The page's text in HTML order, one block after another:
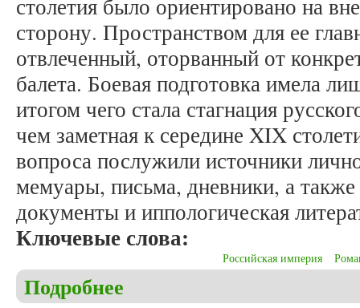
столетия было ориентировано на
сторону. Пространством для ее
отвлеченный, оторванный от
балета. Боевая подготовка имела
итогом чего стала стагнация
чем заметная к середине XIX
вопроса послужили источники
мемуары, письма, дневники, а
документы и иппологическая
Ключевые слова:
Российская империя
Подробнее